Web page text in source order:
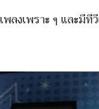
ลงเพราะ ๆ และมีที